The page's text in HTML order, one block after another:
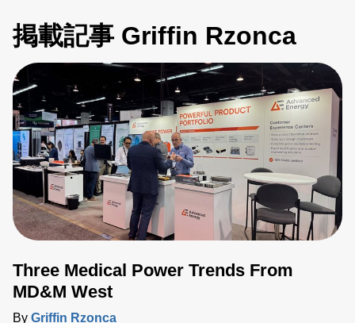
掲載記事 Griffin Rzonca
Three Medical Power Trends From
MD&M West
By Griffin Rzonca